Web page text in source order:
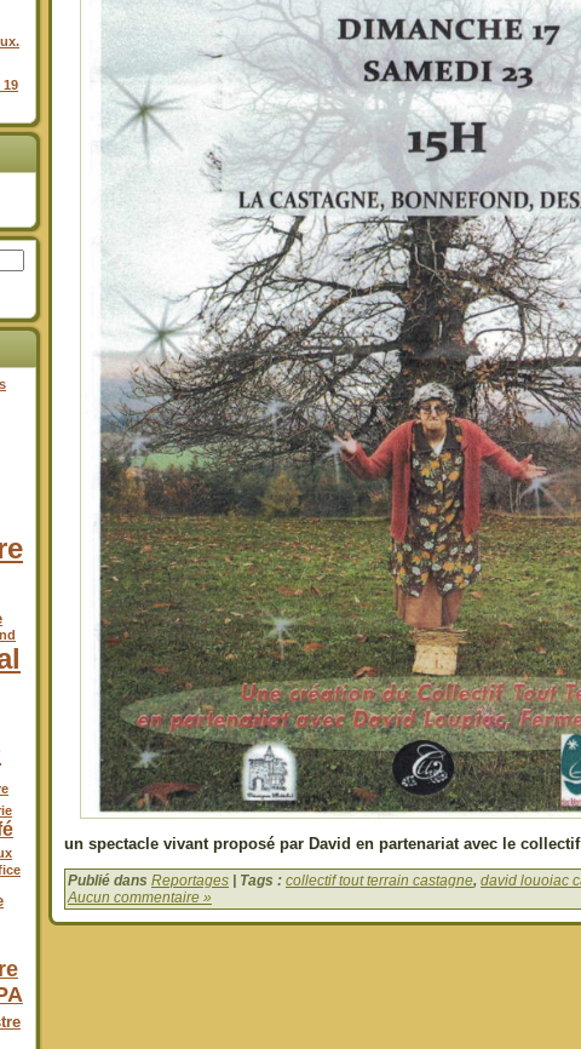
19
un spectacle vivant proposé par David en partenariat avec le
Publié dans Reportages | Tags : collectif tout terrain castagne, david louoiac
Aucun commentaire »